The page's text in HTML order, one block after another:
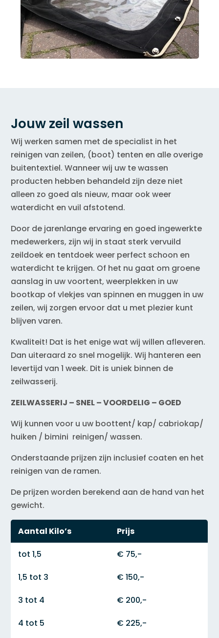
Jouw zeil wassen
Wij werken samen met de specialist in het
reinigen van zeilen, (boot) tenten en alle overige
buitentextiel. Wanneer wij uw te wassen
producten hebben behandeld zijn deze niet
alleen zo goed als nieuw, maar ook weer
waterdicht en vuil afstotend.
Door de jarenlange ervaring en goed ingewerkte
medewerkers, zijn wij in staat sterk vervuild
zeildoek en tentdoek weer perfect schoon en
waterdicht te krijgen. Of het nu gaat om groene
aanslag in uw voortent, weerplekken in uw
bootkap of vlekjes van spinnen en muggen in uw
zeilen, wij zorgen ervoor dat u met plezier kunt
blijven varen.
Kwaliteit! Dat is het enige wat wij willen afleveren.
Dan uiteraard zo snel mogelijk. Wij hanteren een
levertijd van 1 week. Dit is uniek binnen de
zeilwasserij.
ZEILWASSERIJ – SNEL – VOORDELIG – GOED
Wij kunnen voor u uw boottent/ kap/ cabriokap/
huiken / bimini reinigen/ wassen.
Onderstaande prijzen zijn inclusief coaten en het
reinigen van de ramen.
De prijzen worden berekend aan de hand van het
gewicht.
Aantal Kilo’s Prijs
tot 1,5 € 75,-
1,5 tot 3 € 150,-
3 tot 4 € 200,-
4 tot 5 € 225,-